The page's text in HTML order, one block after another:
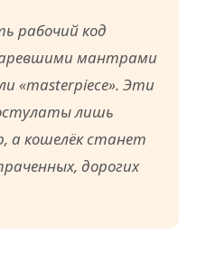
рабочий код
мантрами
«masterpiece». Эти
лишь
а кошелёк станет
дорогих